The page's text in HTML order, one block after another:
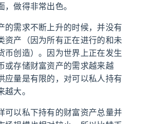
做得非常出色。
的需求不断上升的时候，并没有
资产（因为所有正在进行的和未
币创造）。因为世界上正在发生
或存储财富资产的需求越来越
应量是有限的，对可以私人持有
大。
可以私下持有的财富资产总量并